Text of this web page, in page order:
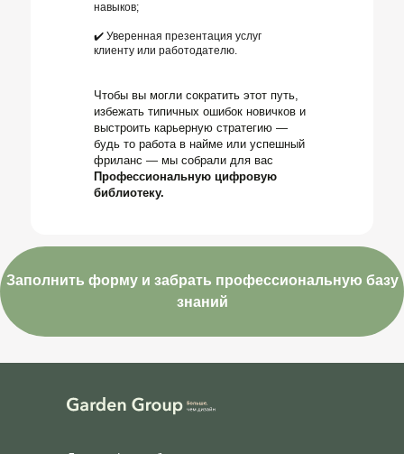
Чтобы вы могли сократить этот путь,
избежать типичных ошибок новичков и
выстроить карьерную стратегию —
будь то работа в найме или успешный
фриланс — мы собрали для вас
Профессиональную цифровую
библиотеку.
навыков;
✔️ Уверенная презентация услуг
клиенту или работодателю.
Заполнить форму и забрать профессиональную базу
знаний